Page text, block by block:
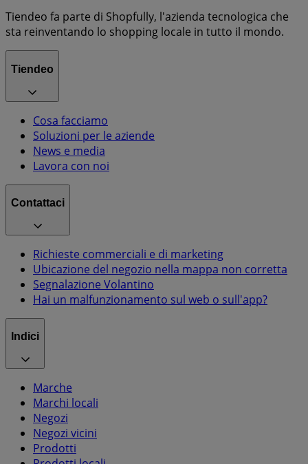
Tiendeo fa parte di Shopfully, l'azienda tecnologica che
sta reinventando lo shopping locale in tutto il mondo.
Tiendeo
Cosa facciamo
Soluzioni per le aziende
News e media
Lavora con noi
Contattaci
Richieste commerciali e di marketing
Ubicazione del negozio nella mappa non corretta
Segnalazione Volantino
Hai un malfunzionamento sul web o sull'app?
Indici
Marche
Marchi locali
Negozi
Negozi vicini
Prodotti